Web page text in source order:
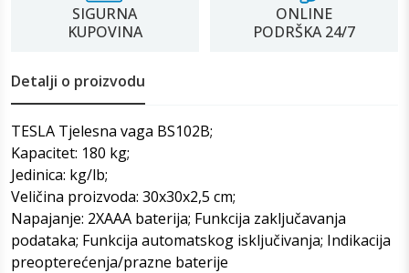
SIGURNA
KUPOVINA
ONLINE
PODRŠKA 24/7
Detalji o proizvodu
TESLA Tjelesna vaga BS102B;
Kapacitet: 180 kg;
Jedinica: kg/lb;
Veličina proizvoda: 30x30x2,5 cm;
Napajanje: 2XAAA baterija; Funkcija zaključavanja
podataka; Funkcija automatskog isključivanja; Indikacija
preopterećenja/prazne baterije